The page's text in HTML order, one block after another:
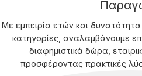
Με εμπειρία ετών και
κατηγορίες, αναλαμβάνουμε
διαφημιστικά δώρα,
προσφέροντας πρακτικές